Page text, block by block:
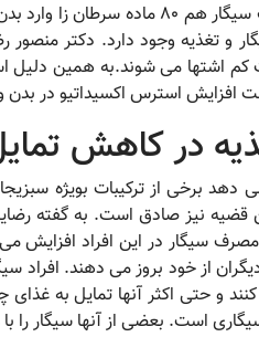
می زند. با هر پک سیگار هم
و تغذیه وجود دارد. دکتر منصور
کم اشتها می شوند.به همین دلیل
افزایش استرس اکسیداتیو در
در کاهش
دهد برخی از ترکیبات بویژه
نیز صادق است. به گفته
سیگار در این افراد افزایش
از خود بروز می دهند. افراد
و حتی اکثر آنها تمایل به
است. بعضی از آنها سیگار